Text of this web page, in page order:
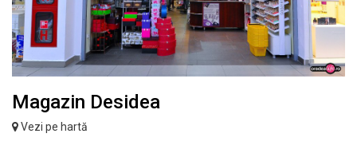
Magazin Desidea
Vezi pe hartă